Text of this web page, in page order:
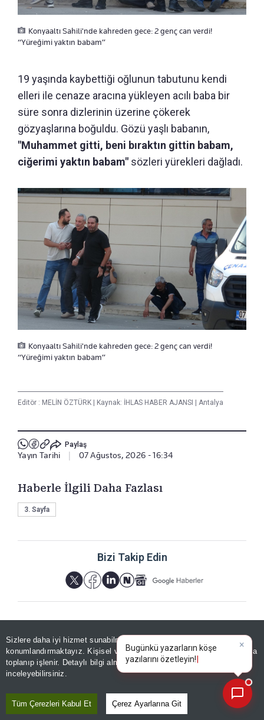
Sizlere daha iyi hizmet sunabilmek adına sitemizde
konumlandırmaktayız. Kişisel verileriniz, KVKK ve GDPR kapsamında
toplanıp işlenir. Detaylı bilgi almak içinAydınlatma Metnimizi
inceleyebilirsiniz.
Tüm Çerezleri Kabul Et Çerez Ayarlarına Git
Konyaaltı Sahili'nde kahreden gece: 2 genç can verdi!
“Yüreğimi yaktın babam”
19 yaşında kaybettiği oğlunun tabutunu kendi
elleri ile cenaze aracına yükleyen acılı baba bir
süre sonra dizlerinin üzerine çökerek
gözyaşlarına boğuldu. Gözü yaşlı babanın,
"Muhammet gitti, beni bıraktın gittin babam,
ciğerimi yaktın babam" sözleri yürekleri dağladı.
Konyaaltı Sahili'nde kahreden gece: 2 genç can verdi!
“Yüreğimi yaktın babam”
Editör : MELİN ÖZTÜRK | Kaynak: İHLAS HABER AJANSI | Antalya
Paylaş
Yayın Tarihi 07 Ağustos, 2026 - 16:34
Haberle İlgili Daha Fazlası
3. Sayfa
Bizi Takip Edin
YORUMLAR
Yorum için giriş yapın
Bugünkü yaz